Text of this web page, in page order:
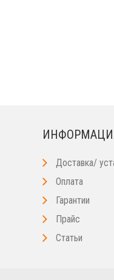
Доставка/
Оплата
Гарантии
Прайс
Статьи